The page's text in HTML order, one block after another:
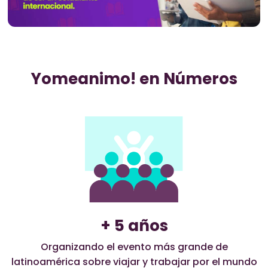
Yomeanimo! en Números
+ 5 años
Organizando el evento más grande de
latinoamérica sobre viajar y trabajar por el mundo